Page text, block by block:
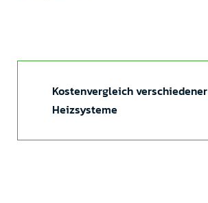
Kostenvergleich verschiedener
Heizsysteme